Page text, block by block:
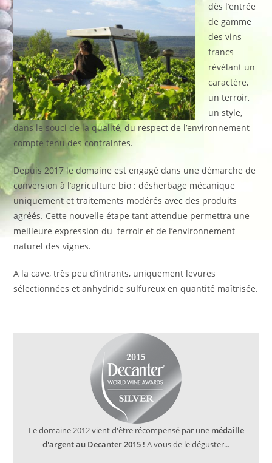
dès l’entrée
de gamme
des vins
francs
révélant un
caractère,
un terroir,
un style,
dans le souci de la qualité, du respect de l’environnement
compte tenu des contraintes.
Depuis 2017 le domaine est engagé dans une démarche de
conversion à l’agriculture bio : désherbage mécanique
uniquement et traitements modérés avec des produits
agréés. Cette nouvelle étape tant attendue permettra une
meilleure expression du terroir et de l’environnement
naturel des vignes.
A la cave, très peu d’intrants, uniquement levures
sélectionnées et anhydride sulfureux en quantité maîtrisée.
Le domaine 2012 vient d'être récompensé par une médaille
d'argent au Decanter 2015 ! A vous de le déguster...